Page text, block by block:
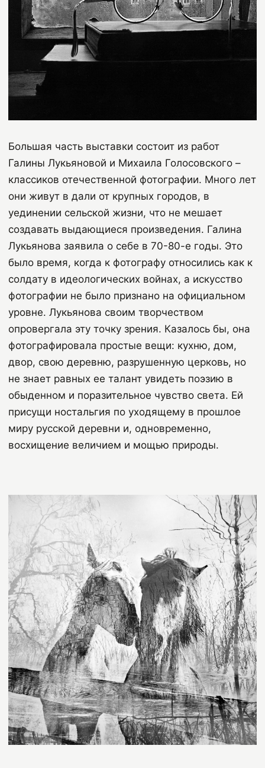
Большая часть выставки состоит из работ
Галины Лукьяновой и Михаила Голосовского –
классиков отечественной фотографии. Много лет
они живут в дали от крупных городов, в
уединении сельской жизни, что не мешает
создавать выдающиеся произведения. Галина
Лукьянова заявила о себе в 70-80-е годы. Это
было время, когда к фотографу относились как к
солдату в идеологических войнах, а искусство
фотографии не было признано на официальном
уровне. Лукьянова своим творчеством
опровергала эту точку зрения. Казалось бы, она
фотографировала простые вещи: кухню, дом,
двор, свою деревню, разрушенную церковь, но
не знает равных ее талант увидеть поэзию в
обыденном и поразительное чувство света. Ей
присущи ностальгия по уходящему в прошлое
миру русской деревни и, одновременно,
восхищение величием и мощью природы.